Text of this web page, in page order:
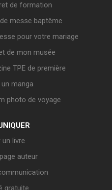
de formation
messe baptême
pour votre mariage
de mon musée
TPE de première
manga
photo de voyage
un livre
auteur
gratuite